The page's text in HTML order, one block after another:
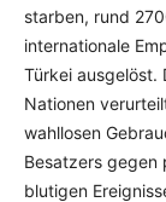
starben, rund
internationale
Türkei ausgelöst.
Nationen
wahllosen
Besatzers gegen
blutigen